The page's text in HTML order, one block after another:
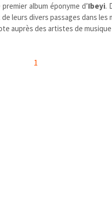
album éponyme d’Ibeyi.
de leurs divers passages dans
auprès des artistes de
1